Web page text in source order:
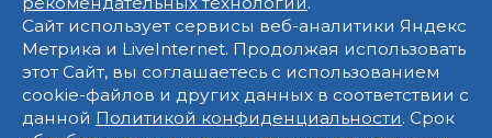
Сайт использует сервисы веб-аналитики Яндекс
Метрика и LiveInternet. Продолжая использовать
этот Сайт, вы соглашаетесь с использованием
cookie-файлов и других данных в соответствии с
данной Политикой конфиденциальности. Срок